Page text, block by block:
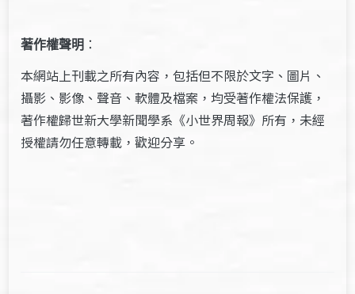
著作權聲明 ：
本網站上刊載之所有內容，包括但不限於文字、圖片、
攝影、影像、聲音、軟體及檔案，均受著作權法保護，
著作權歸世新大學新聞學系《小世界周報》所有，未經
授權請勿任意轉載，歡迎分享。